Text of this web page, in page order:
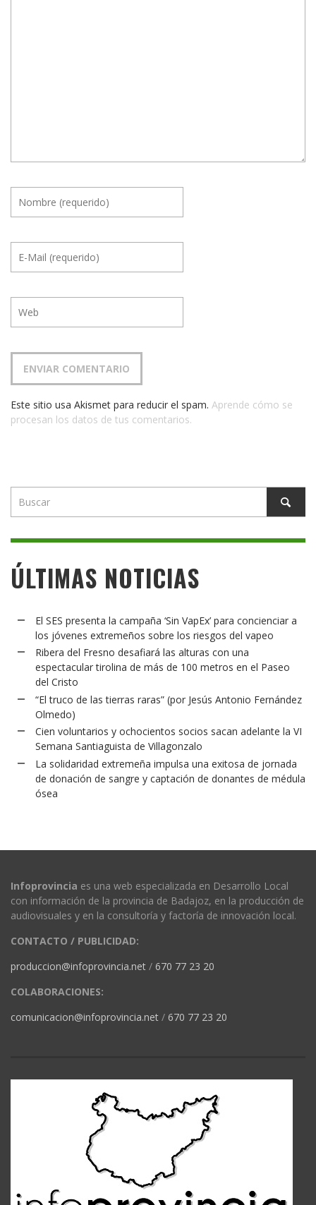
Este sitio usa Akismet para reducir el spam. Aprende cómo se
procesan los datos de tus comentarios.
ÚLTIMAS NOTICIAS
El SES presenta la campaña ‘Sin VapEx’ para concienciar a
los jóvenes extremeños sobre los riesgos del vapeo
Ribera del Fresno desafiará las alturas con una
espectacular tirolina de más de 100 metros en el Paseo
del Cristo
“El truco de las tierras raras” (por Jesús Antonio Fernández
Olmedo)
Cien voluntarios y ochocientos socios sacan adelante la VI
Semana Santiaguista de Villagonzalo
La solidaridad extremeña impulsa una exitosa de jornada
de donación de sangre y captación de donantes de médula
ósea
Infoprovincia es una web especializada en Desarrollo Local
con información de la provincia de Badajoz, en la producción de
audiovisuales y en la consultoría y factoría de innovación local.
CONTACTO / PUBLICIDAD:
produccion@infoprovincia.net / 670 77 23 20
COLABORACIONES:
comunicacion@infoprovincia.net / 670 77 23 20